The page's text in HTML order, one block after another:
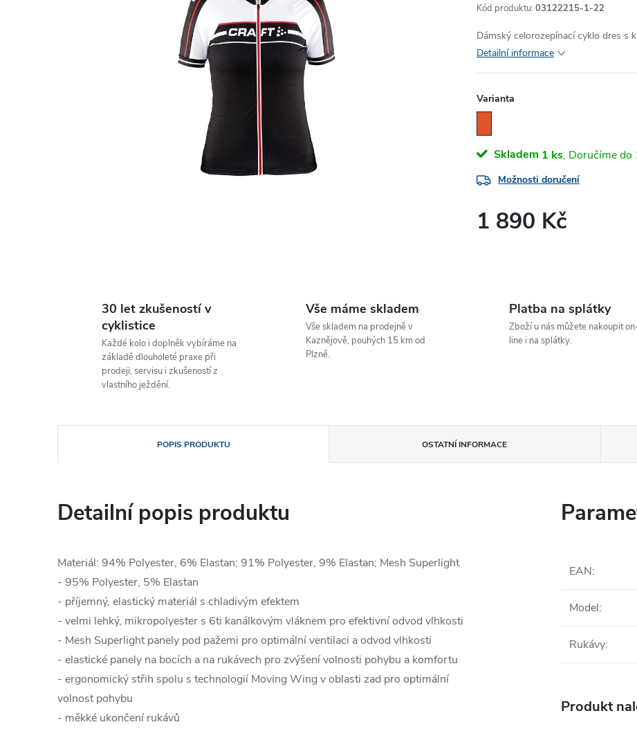
Kód produktu: 03122215-1-22
Dámský celorozepínací cyklo dres s
Detailní informace
Varianta
Skladem 1 ks
Možnosti doručení
1 890 Kč
30 let zkušeností v
cyklistice
Každé kolo i doplněk vybíráme na
základě dlouholeté praxe při
prodeji, servisu i zkušeností z
vlastního ježdění.
Vše máme skladem
Vše skladem na prodejně v
Kaznějově, pouhých 15 km od
Plzně.
Platba na splátky
Zboží u nás můžete nakoupit
line i na splátky.
POPIS PRODUKTU OSTATNÍ INFORMACE
Detailní popis produktu
Materiál: 94% Polyester, 6% Elastan; 91% Polyester, 9% Elastan; Mesh Superlight
- 95% Polyester, 5% Elastan
- příjemný, elastický materiál s chladivým efektem
- velmi lehký, mikropolyester s 6ti kanálkovým vláknem pro efektivní odvod vlhkosti
- Mesh Superlight panely pod pažemi pro optimální ventilaci a odvod vlhkosti
- elastické panely na bocích a na rukávech pro zvýšení volnosti pohybu a komfortu
- ergonomický střih spolu s technologií Moving Wing v oblasti zad pro optimální
volnost pohybu
- měkké ukončení rukávů
EAN:
Model:
Rukávy:
Produkt